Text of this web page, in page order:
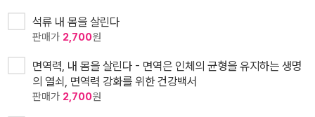
석류 내 몸을 살린다
판매가 2,700원
면역력, 내 몸을 살린다 - 면역은 인체의 균형을 유지하는 생명
의 열쇠, 면역력 강화를 위한 건강백서
판매가 2,700원